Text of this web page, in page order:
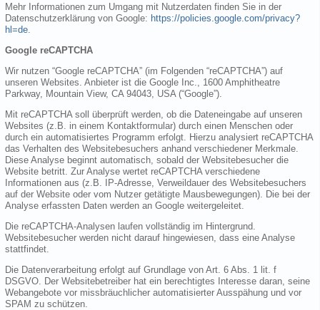
Mehr Informationen zum Umgang mit Nutzerdaten finden Sie in der
Datenschutzerklärung von Google: https://policies.google.com/privacy?
hl=de
Google reCAPTCHA
Wir nutzen “Google reCAPTCHA” (im Folgenden “reCAPTCHA”) auf
unseren Websites. Anbieter ist die Google Inc., 1600 Amphitheatre
Parkway, Mountain View, CA 94043, USA (“Google”).
Mit reCAPTCHA soll überprüft werden, ob die Dateneingabe auf unseren
Websites (z.B. in einem Kontaktformular) durch einen Menschen oder
durch ein automatisiertes Programm erfolgt. Hierzu analysiert reCAPTCHA
das Verhalten des Websitebesuchers anhand verschiedener Merkmale.
Diese Analyse beginnt automatisch, sobald der Websitebesucher die
Website betritt. Zur Analyse wertet reCAPTCHA verschiedene
Informationen aus (z.B. IP-Adresse, Verweildauer des Websitebesuchers
auf der Website oder vom Nutzer getätigte Mausbewegungen). Die bei der
Analyse erfassten Daten werden an Google weitergeleitet.
Die reCAPTCHA-Analysen laufen vollständig im Hintergrund.
Websitebesucher werden nicht darauf hingewiesen, dass eine Analyse
stattfindet.
Die Datenverarbeitung erfolgt auf Grundlage von Art. 6 Abs. 1 lit. f
DSGVO. Der Websitebetreiber hat ein berechtigtes Interesse daran, seine
Webangebote vor missbräuchlicher automatisierter Ausspähung und vor
SPAM zu schützen.